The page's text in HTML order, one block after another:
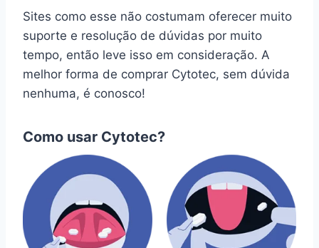
Sites como esse não costumam oferecer muito
suporte e resolução de dúvidas por muito
tempo, então leve isso em consideração. A
melhor forma de comprar Cytotec, sem dúvida
nenhuma, é conosco!
Como usar Cytotec?